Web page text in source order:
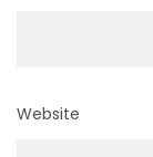
Website